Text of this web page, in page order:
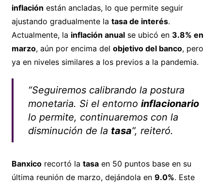
inflación están ancladas, lo que permite seguir
ajustando gradualmente la tasa de interés.
Actualmente, la inflación anualse ubicó en 3.8% en
marzo, aún por encima del objetivo del banco, pero
ya en niveles similares a los previos a la pandemia.
“Seguiremos calibrando la postura
monetaria. Si el entorno inflacionario
lo permite, continuaremos con la
disminución de la tasa”, reiteró.
Banxicorecortó la tasaen 50 puntos base en su
última reunión de marzo, dejándola en 9.0%. Este